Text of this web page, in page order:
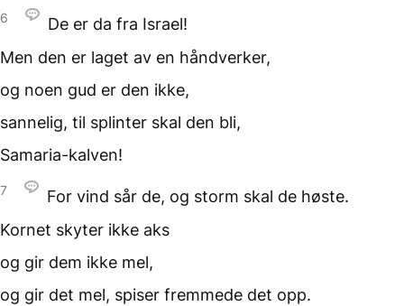
6
De er da fra Israel!
Men den er laget av en håndverker,
og noen gud er den ikke,
sannelig, til splinter skal den bli,
Samaria-kalven!
7 For vind sår de, og storm skal de høste.
Kornet skyter ikke aks
og gir dem ikke mel,
og gir det mel, spiser fremmede det opp.